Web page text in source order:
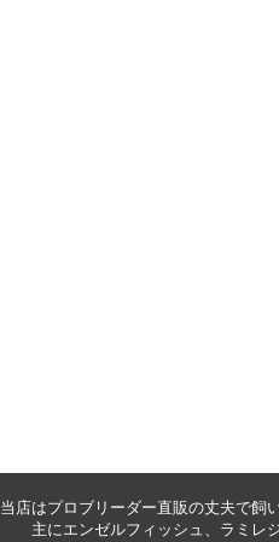
当店はプロブリーダー直販の丈夫で飼
主にエンゼルフィッシュ 、 ラミレ